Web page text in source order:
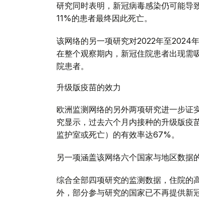
研究同时表明，新冠病毒感染仍可能导
11%的患者最终因此死亡。
该网络的另一项研究对2022年至2024
在整个观察期内，新冠住院患者出现需
院患者。
升级版疫苗的效力
欧洲监测网络的另外两项研究进一步证
究显示，过去六个月内接种的升级版
监护室或死亡）的有效率达67%。
另一项涵盖该网络六个国家与地区数据
综合全部四项研究的监测数据，住院的
外，部分参与研究的国家已不再提供新